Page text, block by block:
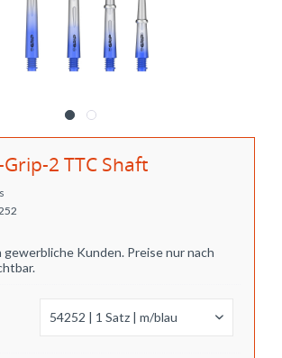
Grip-2 TTC Shaft
gewerbliche Kunden. Preise nur nach